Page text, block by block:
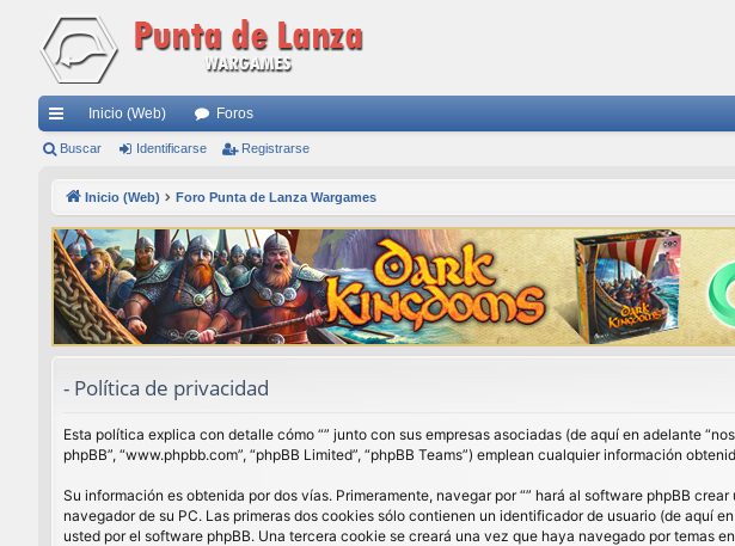
nl
rá
pi
do
Inicio (Web) Foros
Buscar Identificarse Registrarse
Inicio (Web) Foro Punta de Lanza Wargames
- Política de privacidad
Esta política explica con detalle cómo “” junto con sus empresas asociadas (de aquí en adelante
phpBB”, “www.phpbb.com”, “phpBB Limited”, “phpBB Teams”) emplean cualquier información
Su información es obtenida por dos vías. Primeramente, navegar por “” hará al software phpBB
navegador de su PC. Las primeras dos cookies sólo contienen un identificador de usuario (de aquí
usted por el software phpBB. Una tercera cookie se creará una vez que haya navegado por temas